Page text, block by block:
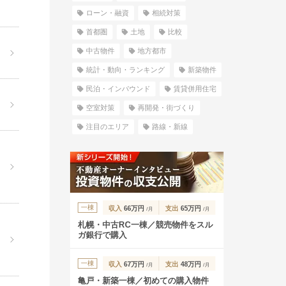
ローン・融資 相続対策
首都圏 土地 比較
中古物件 地方都市
統計・動向・ランキング 新築物件
民泊・インバウンド 賃貸併用住宅
空室対策 再開発・街づくり
注目のエリア 路線・新線
一棟 収入 66万円 /月 支出 65万円 /月
札幌・中古RC一棟／競売物件をスル
ガ銀行で購入
一棟 収入 67万円 /月 支出 48万円 /月
亀戸・新築一棟／初めての購入物件